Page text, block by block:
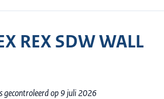
REX SDW WALL
gecontroleerd op 9 juli 2026